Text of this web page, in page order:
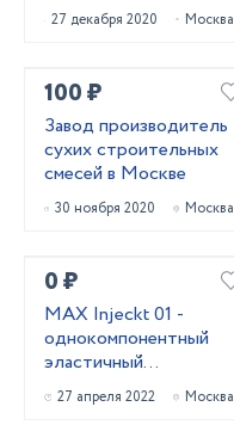
27 декабря 2020 Москва
100 ₽
Завод производитель
сухих строительных
смесей в Москве
30 ноября 2020 Москва
0 ₽
MAX Injeckt 01 -
однокомпонентный
эластичный
гидроизоляционный
состав
27 апреля 2022 Москва